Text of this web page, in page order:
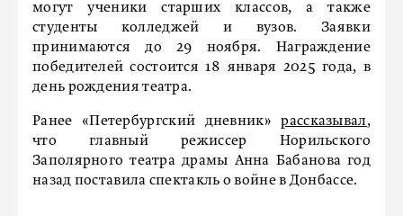
могут ученики старших классов, а также
студенты колледжей и вузов. Заявки
принимаются до 29 ноября. Награждение
победителей состоится 18 января 2025 года, в
день рождения театра.
Ранее «Петербургский дневник»рассказывал,
что главный режиссер Норильского
Заполярного театра драмы Анна Бабанова год
назад поставила спектакль о войне в Донбассе.